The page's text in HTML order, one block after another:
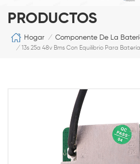
PRODUCTOS
Hogar / Componente De La
/ 13s 25a 48v Bms Con Equilibrio Para